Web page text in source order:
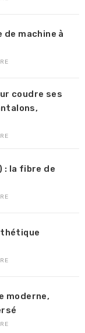
de machine à
coudre ses
: la fibre de
moderne,